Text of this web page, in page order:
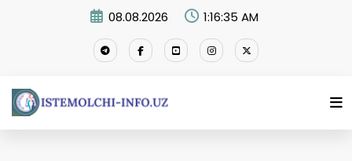
08.08.2026 1:16:36 AM